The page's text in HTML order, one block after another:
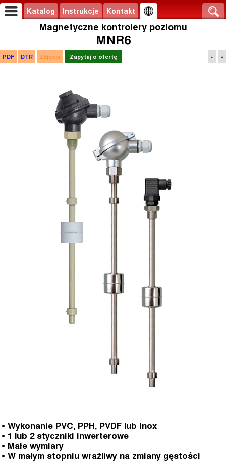
Katalog Instrukcje Kontakt
Magnetyczne kontrolery poziomu
MNR6
« »
PDF DTR Zdjęcia Zapytaj o ofertę
• Wykonanie PVC, PPH, PVDF lub Inox
• 1 lub 2 styczniki inwerterowe
• Małe wymiary
• W małym stopniu wrażliwy na zmiany gęstości